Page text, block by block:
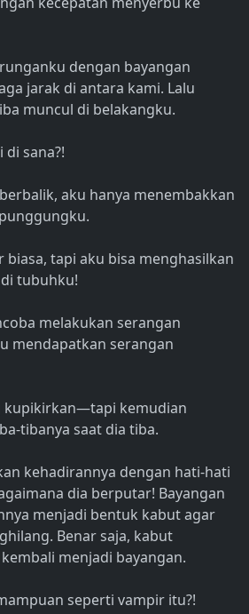
dengan bayangan
jarak di antara kami. Lalu
muncul di belakangku.
di sana?!
aku hanya menembakkan
tapi aku bisa menghasilkan
tubuhku!
melakukan serangan
mendapatkan serangan
kupikirkan—tapi kemudian
tibanya saat dia tiba.
kehadirannya dengan hati-hati
dia berputar! Bayangan
menjadi bentuk kabut agar
Benar saja, kabut
menjadi bayangan.
seperti vampir itu?!